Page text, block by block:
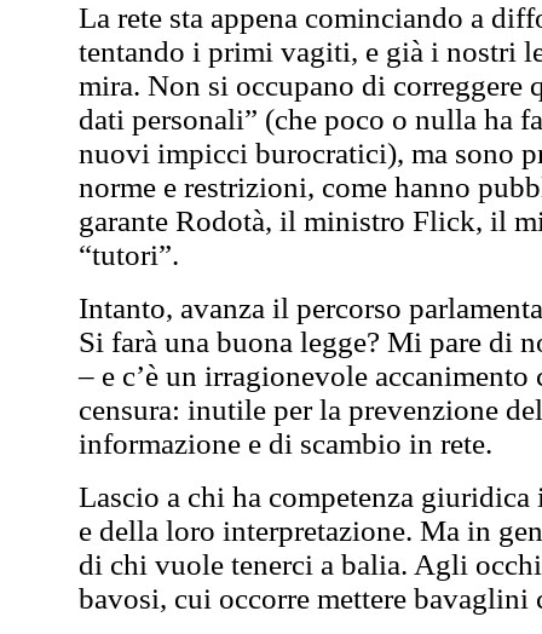
La rete sta appena cominciando a
tentando i primi vagiti, e già i nostri
mira. Non si occupano di correggere
dati personali” (che poco o nulla ha
nuovi impicci burocratici), ma sono
norme e restrizioni, come hanno
garante Rodotà, il ministro Flick, il
“tutori”.
Intanto, avanza il percorso
Si farà una buona legge? Mi pare di
– e c’è un irragionevole
censura: inutile per la prevenzione
informazione e di scambio in rete.
Lascio a chi ha competenza
e della loro interpretazione. Ma in
di chi vuole tenerci a balia. Agli
bavosi, cui occorre mettere bavaglini